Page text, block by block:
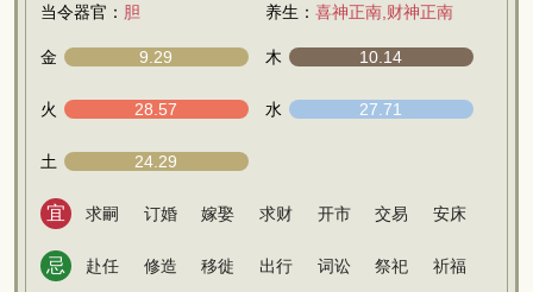
当令器官： 胆 养生： 喜神正南,财神正南
金 9.29 木 10.14
火 28.57 水 27.71
土 24.29
宜 求嗣 订婚 嫁娶 求财 开市 交易 安床
忌 赴任 修造 移徙 出行 词讼 祭祀
祈福